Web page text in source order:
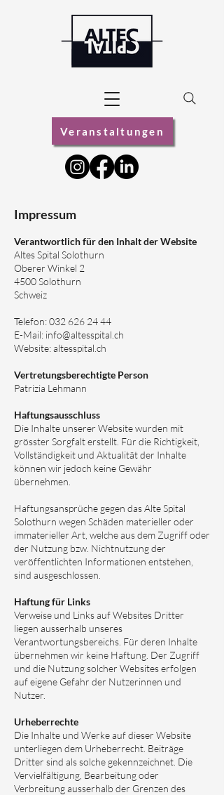
Veranstaltungen
Impressum
Verantwortlich für den Inhalt der Website
Altes Spital Solothurn
Oberer Winkel 2
4500 Solothurn
Schweiz
Telefon:032 626 24 44
E-Mail: info@altesspital.ch
Website: altesspital.ch
Vertretungsberechtigte Person
Patrizia Lehmann
Haftungsausschluss
Die Inhalte unserer Website wurden mit
grösster Sorgfalt erstellt. Für die Richtigkeit,
Vollständigkeit und Aktualität der Inhalte
können wir jedoch keine Gewähr
übernehmen.
Haftungsansprüche gegen das Alte Spital
Solothurn wegen Schäden materieller oder
immaterieller Art, welche aus dem Zugriff oder
der Nutzung bzw. Nichtnutzung der
veröffentlichten Informationen entstehen,
sind ausgeschlossen.
Haftung für Links
Verweise und Links auf Websites Dritter
liegen ausserhalb unseres
Verantwortungsbereichs. Für deren Inhalte
übernehmen wir keine Haftung. Der Zugriff
und die Nutzung solcher Websites erfolgen
auf eigene Gefahr der Nutzerinnen und
Nutzer.
Urheberrechte
Die Inhalte und Werke auf dieser Website
unterliegen dem Urheberrecht. Beiträge
Dritter sind als solche gekennzeichnet. Die
Vervielfältigung, Bearbeitung oder
Verbreitung ausserhalb der Grenzen des